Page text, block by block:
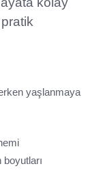
yaşlanmaya
boyutları